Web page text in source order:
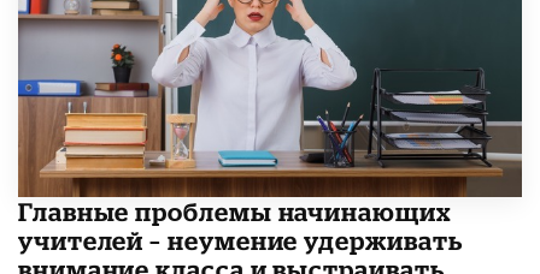
Главные проблемы начинающих
учителей – неумение удерживать